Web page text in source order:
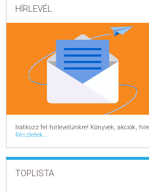
HÍRLEVÉL
Iratkozz fel hírlevelünkre! Könyvek, akciók,
Részletek...
TOPLISTA